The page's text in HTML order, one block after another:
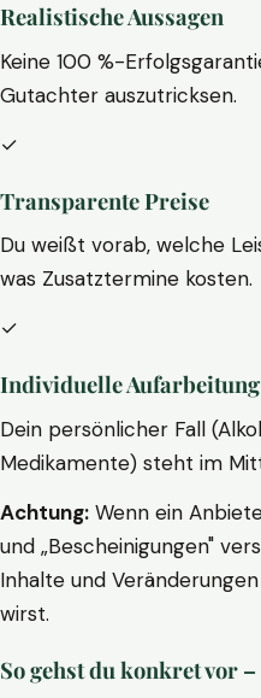
Realistische Aussagen
Keine 100 %-
Gutachter auszutricksen.
✓
Transparente Preise
Du weißt vorab, welche
was Zusatztermine kosten.
✓
Individuelle Aufarbeitung
Dein persönlicher Fall
Medikamente) steht im
Achtung: Wenn ein
und „Bescheinigungen"
Inhalte und
wirst.
So gehst du konkret vor